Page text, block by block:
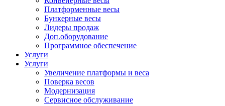
Платформенные весы
Бункерные весы
Лидеры продаж
Доп.оборудование
Программное обеспечение
Услуги
Услуги
Увеличение платформы и веса
Поверка весов
Модернизация
Сервисное обслуживание